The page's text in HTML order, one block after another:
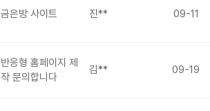
금은방 사이트 진** 09-11
반응형 홈페이지 제
작 문의합니다
김** 09-19